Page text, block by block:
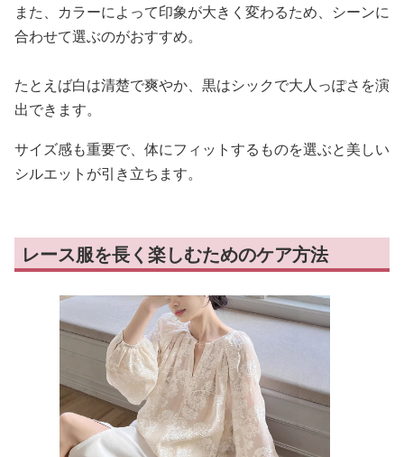
また、カラーによって印象が大きく変わるため、シーンに
合わせて選ぶのがおすすめ。
たとえば白は清楚で爽やか、黒はシックで大人っぽさを演
出できます。
サイズ感も重要で、体にフィットするものを選ぶと美しい
シルエットが引き立ちます。
レース服を長く楽しむためのケア方法